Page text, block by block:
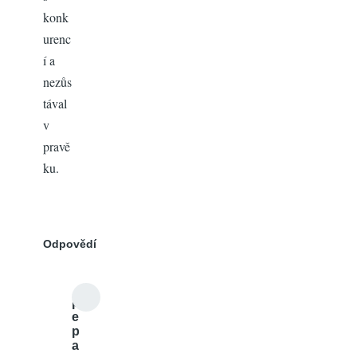
konk
urenc
í a
nezůs
tával
v
pravě
ku.
Odpovědí
p
e
p
a